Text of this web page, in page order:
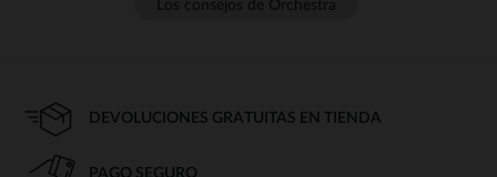
DEVOLUCIONES GRATUITAS EN TIENDA
PAGO SEGURO